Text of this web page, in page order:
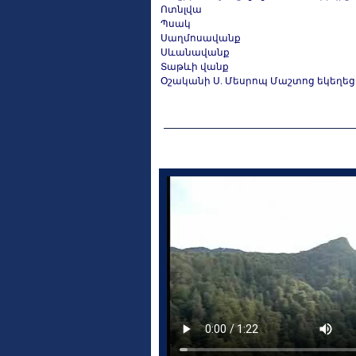
Ոտնլվա
Պսակ
Սաղմոսավանք
Սևանավանք
Տաթևի վանք
Օշականի Ս. Մեսրոպ Մաշտոց